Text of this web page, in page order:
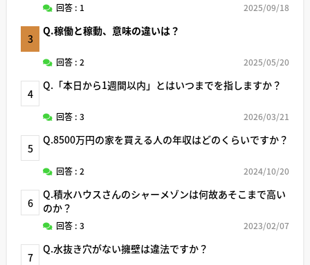
回答 : 1 2025/09/18
3
Q.稼働と稼動、意味の違いは？
回答 : 2 2025/05/20
4
Q.「本日から1週間以内」とはいつまでを指しますか？
回答 : 3 2026/03/21
5
Q.8500万円の家を買える人の年収はどのくらいですか？
回答 : 2 2024/10/20
6
Q.積水ハウスさんのシャーメゾンは何故あそこまで高い
のか？
回答 : 3 2023/02/07
7
Q.水抜き穴がない擁壁は違法ですか？